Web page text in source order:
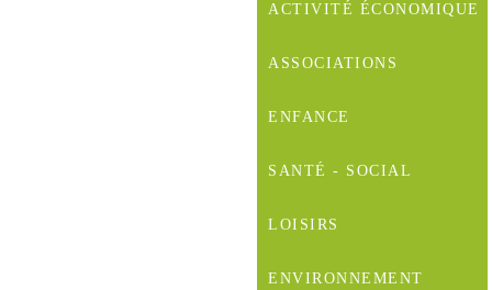
ACTIVITÉ ÉCONOMIQUE
ASSOCIATIONS
ENFANCE
SANTÉ - SOCIAL
LOISIRS
ENVIRONNEMENT